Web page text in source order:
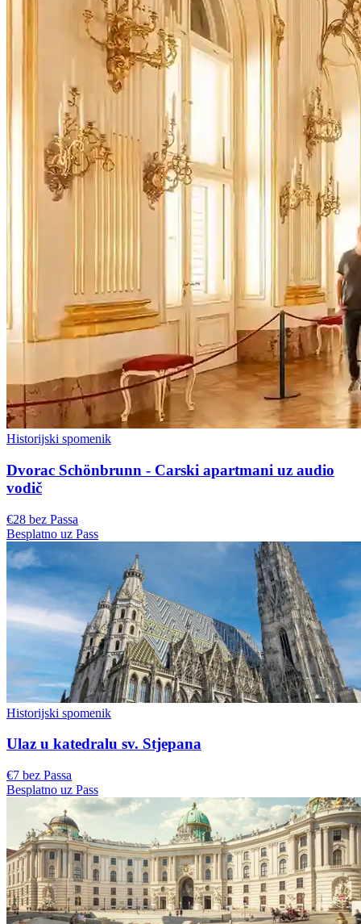
Historijski spomenik
Dvorac Schönbrunn - Carski apartmani uz audio
vodič
€28 bez Passa
Besplatno uz Pass
Historijski spomenik
Ulaz u katedralu sv. Stjepana
€7 bez Passa
Besplatno uz Pass